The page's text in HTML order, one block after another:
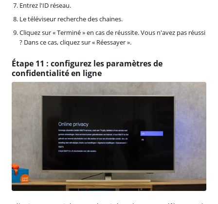
Entrez l'ID réseau.
Le téléviseur recherche des chaines.
Cliquez sur « Terminé » en cas de réussite. Vous n'avez pas réussi
? Dans ce cas, cliquez sur « Réessayer ».
Étape 11 : configurez les paramètres de
confidentialité en ligne